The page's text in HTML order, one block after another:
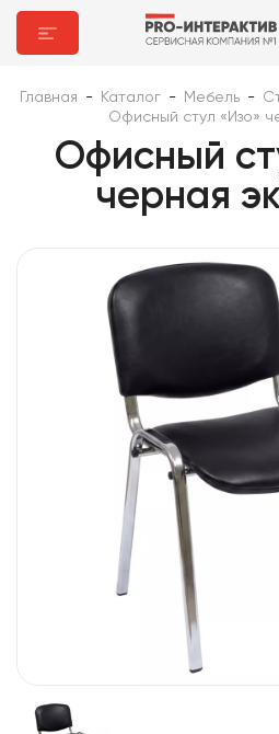
Главная - Каталог - Мебель -
Офисный стул «Изо»
Офисный
черная